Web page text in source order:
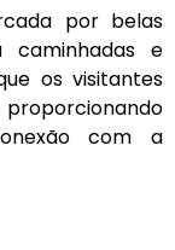
por belas
caminhadas e
os visitantes
com a